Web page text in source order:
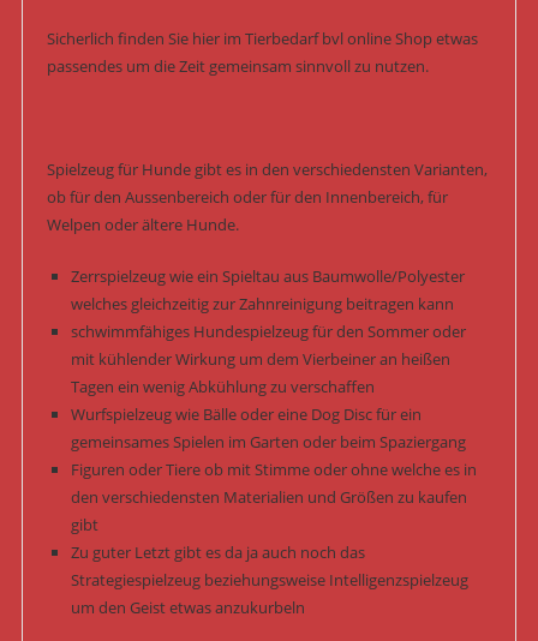
Sicherlich finden Sie hier im Tierbedarf bvl online Shop etwas
passendes um die Zeit gemeinsam sinnvoll zu nutzen.
Spielzeug für Hunde gibt es in den verschiedensten Varianten,
ob für den Aussenbereich oder für den Innenbereich, für
Welpen oder ältere Hunde.
Zerrspielzeug wie ein Spieltau aus Baumwolle/Polyester
welches gleichzeitig zur Zahnreinigung beitragen kann
schwimmfähiges Hundespielzeug für den Sommer oder
mit kühlender Wirkung um dem Vierbeiner an heißen
Tagen ein wenig Abkühlung zu verschaffen
Wurfspielzeug wie Bälle oder eine Dog Disc für ein
gemeinsames Spielen im Garten oder beim Spaziergang
Figuren oder Tiere ob mit Stimme oder ohne welche es in
den verschiedensten Materialien und Größen zu kaufen
gibt
Zu guter Letzt gibt es da ja auch noch das
Strategiespielzeug beziehungsweise Intelligenzspielzeug
um den Geist etwas anzukurbeln